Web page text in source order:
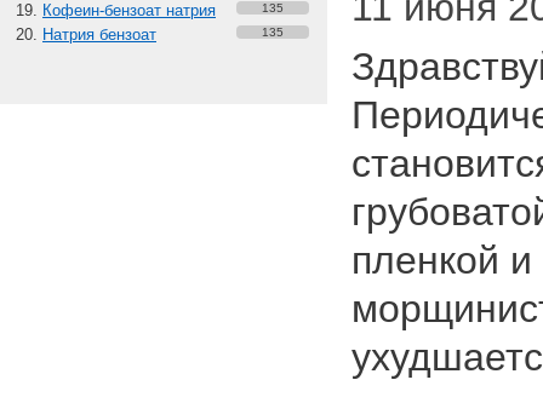
Кофеин-бензоат натрия 135
Натрия бензоат 135
пленкой и